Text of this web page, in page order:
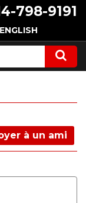
798-9191
ENGLISH
à un ami